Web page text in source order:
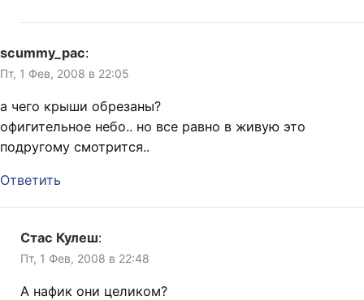
scummy_pac:
Пт, 1 Фев, 2008 в 22:05
а чего крыши обрезаны?
офигительное небо.. но все равно в живую это
подругому смотрится..
Ответить
Стас Кулеш:
Пт, 1 Фев, 2008 в 22:48
А нафик они целиком?